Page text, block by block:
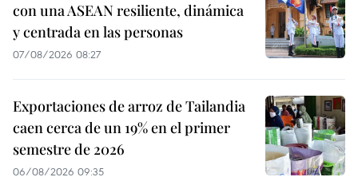
con una ASEAN resiliente, dinámica
y centrada en las personas
07/08/2026 08:27
Exportaciones de arroz de Tailandia
caen cerca de un 19% en el primer
semestre de 2026
06/08/2026 09:35